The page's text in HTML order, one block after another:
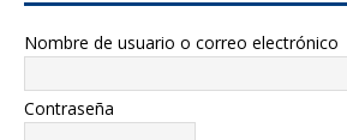
Nombre de usuario o correo electrónico
Contraseña